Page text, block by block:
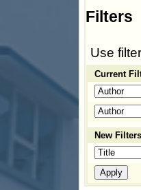
Filters
Use
Current
New